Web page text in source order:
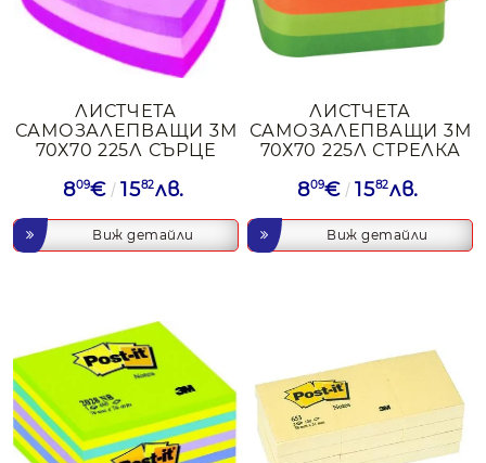
ЛИСТЧЕТА
САМОЗАЛЕПВАЩИ 3М
70Х70 225Л СЪРЦЕ
809€ 1582лв.
Виж детайли
ЛИСТЧЕТА
САМОЗАЛЕПВАЩИ 3М
70Х70 225Л СТРЕЛКА
809€ 1582лв.
Виж детайли